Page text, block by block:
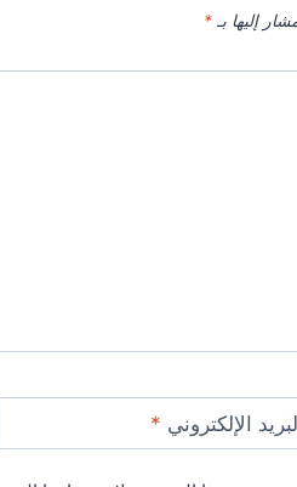
إليها بـ*
البريد الإلكتروني *